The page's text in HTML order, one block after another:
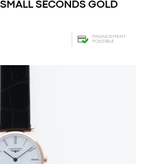
SECONDS GOLD
FINANCEMENT
POSSIBLE